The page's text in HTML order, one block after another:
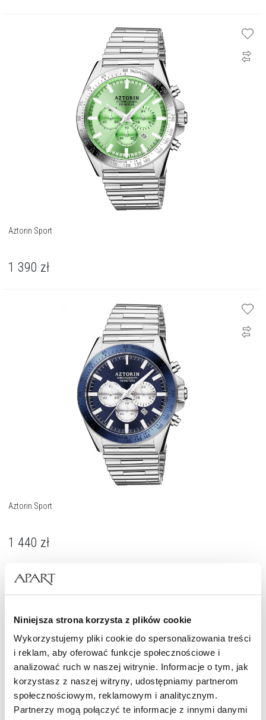
Niniejsza strona korzysta z plików cookie
Wykorzystujemy pliki cookie do spersonalizowania treści
i reklam, aby oferować funkcje społecznościowe i
analizować ruch w naszej witrynie. Informacje o tym, jak
korzystasz z naszej witryny, udostępniamy partnerom
społecznościowym, reklamowym i analitycznym.
Partnerzy mogą połączyć te informacje z innymi danymi
Aztorin Sport
1 390 zł
Aztorin Sport
1 440 zł